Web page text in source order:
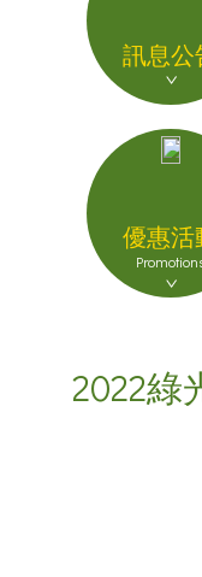
訊息公
優惠活
2022綠